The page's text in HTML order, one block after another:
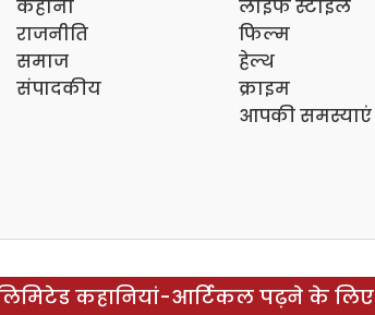
कहानी
राजनीति
समाज
संपादकीय
लाइफ स्टाइल
फिल्म
हेल्थ
क्राइम
आपकी समस्याएं
कहानियां-आर्टिकल पढ़ने के लिए